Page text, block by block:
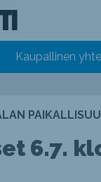
Kaupallinen
6.7.